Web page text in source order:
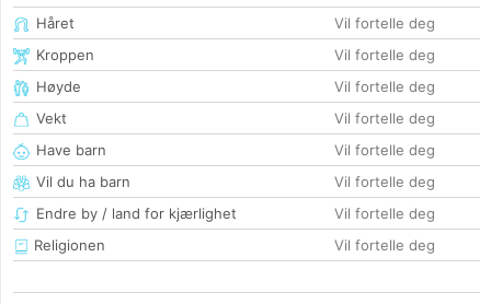
Håret
Vil fortelle deg
Kroppen
Vil fortelle deg
Høyde
Vil fortelle deg
Vekt
Vil fortelle deg
Have barn
Vil fortelle deg
Vil du ha barn
Vil fortelle deg
Endre by / land for kjærlighet
Vil fortelle deg
Religionen
Vil fortelle deg